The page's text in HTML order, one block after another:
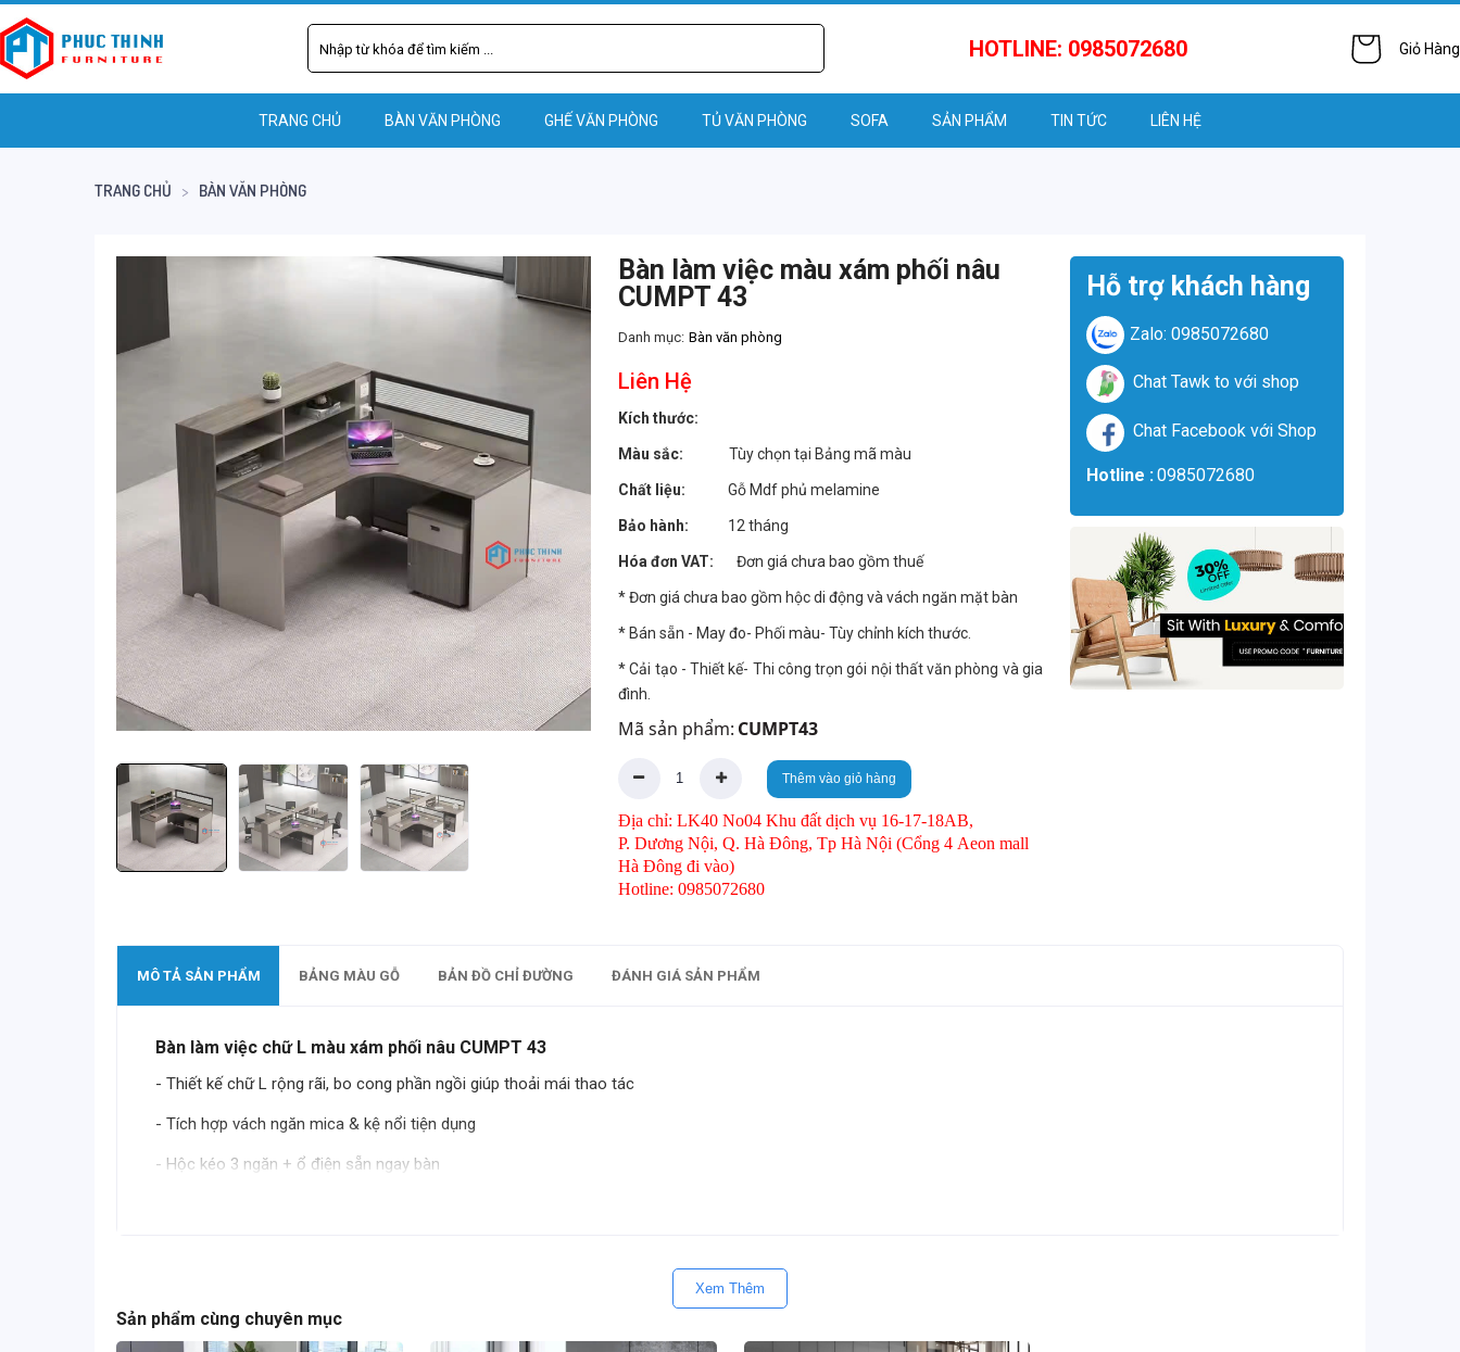
HOTLINE: 0985072680 Giỏ Hàng
TRANG CHỦ BÀN VĂN PHÒNG GHẾ VĂN PHÒNG TỦ VĂN PHÒNG SOFA SẢN PHẨM TIN TỨC LIÊN HỆ
TRANG CHỦ BÀN VĂN PHÒNG
Bàn làm việc màu xám phối nâu
CUMPT 43
Danh mục: Bàn văn phòng
Liên Hệ
Kích thước:
Màu sắc: Tùy chọn tại Bảng mã màu
Chất liệu: Gỗ Mdf phủ melamine
Bảo hành: 12 tháng
Hóa đơn VAT: Đơn giá chưa bao gồm thuế
* Đơn giá chưa bao gồm hộc di động và vách ngăn mặt bàn
* Bán sẵn - May đo- Phối màu- Tùy chỉnh kích thước.
* Cải tạo - Thiết kế- Thi công trọn gói nội thất văn phòng và gia
đình.
Mã sản phẩm: CUMPT43
Thêm vào giỏ hàng
Địa chỉ: LK40 No04 Khu đất dịch vụ 16-17-18AB,
P. Dương Nội, Q. Hà Đông, Tp Hà Nội (Cổng 4 Aeon mall
Hà Đông đi vào)
Hotline: 0985072680
Hỗ trợ khách hàng
Zalo: 0985072680
Chat Tawk to với shop
Chat Facebook với Shop
Hotline :0985072680
MÔ TẢ SẢN PHẨM BẢNG MÀU GỖ BẢN ĐỒ CHỈ ĐƯỜNG ĐÁNH GIÁ SẢN PHẨM
Bàn làm việc chữ L màu xám phối nâu CUMPT 43
- Thiết kế chữ L rộng rãi, bo cong phần ngồi giúp thoải mái thao tác
- Tích hợp vách ngăn mica & kệ nổi tiện dụng
- Hộc kéo 3 ngăn + ổ điện sẵn ngay bàn
Xem Thêm
Sản phẩm cùng chuyên mục